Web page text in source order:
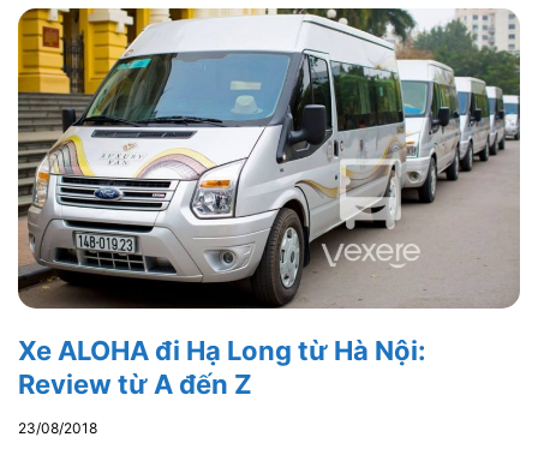
Xe ALOHA đi Hạ Long từ Hà Nội:
Review từ A đến Z
23/08/2018